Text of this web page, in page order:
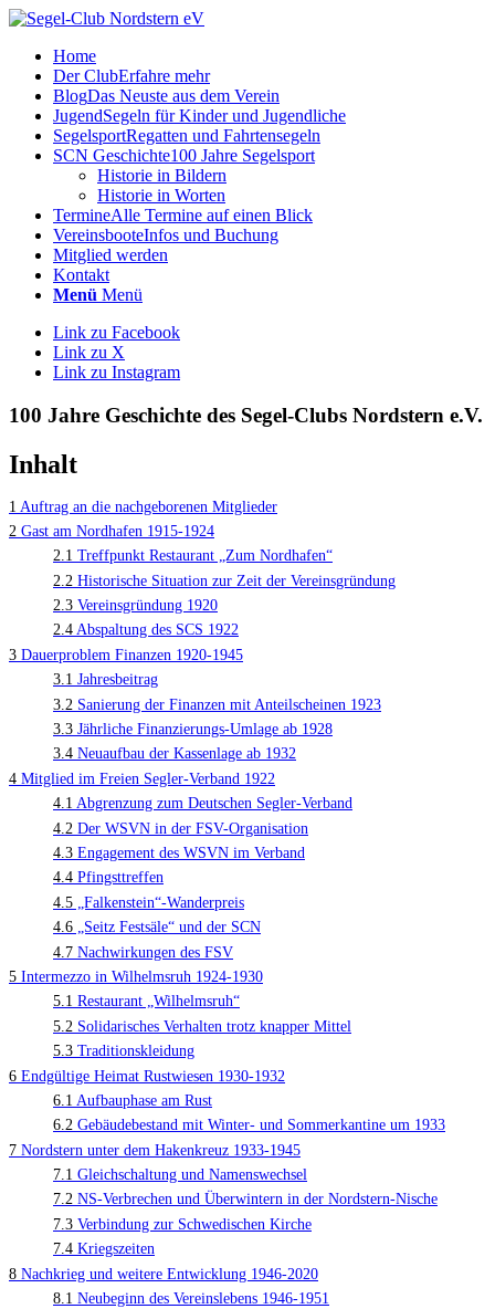
Home
Der ClubErfahre mehr
BlogDas Neuste aus dem Verein
JugendSegeln für Kinder und Jugendliche
SegelsportRegatten und Fahrtensegeln
SCN Geschichte100 Jahre Segelsport
Historie in Bildern
Historie in Worten
TermineAlle Termine auf einen Blick
VereinsbooteInfos und Buchung
Mitglied werden
Kontakt
Menü Menü
Link zu Facebook
Link zu X
Link zu Instagram
100 Jahre Geschichte des Segel-Clubs Nordstern e.V.
Inhalt
1 Auftrag an die nachgeborenen Mitglieder
2 Gast am Nordhafen 1915-1924
2.1 Treffpunkt Restaurant „Zum Nordhafen“
2.2 Historische Situation zur Zeit der Vereinsgründung
2.3 Vereinsgründung 1920
2.4Abspaltung des SCS 1922
3 Dauerproblem Finanzen 1920-1945
3.1 Jahresbeitrag
3.2 Sanierung der Finanzen mit Anteilscheinen 1923
3.3 Jährliche Finanzierungs-Umlage ab 1928
3.4 Neuaufbau der Kassenlage ab 1932
4 Mitglied im Freien Segler-Verband 1922
4.1 Abgrenzung zum Deutschen Segler-Verband
4.2 Der WSVN in der FSV-Organisation
4.3 Engagement des WSVN im Verband
4.4 Pfingsttreffen
4.5 „Falkenstein“-Wanderpreis
4.6 „Seitz Festsäle“ und der SCN
4.7 Nachwirkungen des FSV
5 Intermezzo in Wilhelmsruh 1924-1930
5.1 Restaurant „Wilhelmsruh“
5.2 Solidarisches Verhalten trotz knapper Mittel
5.3 Traditionskleidung
6 Endgültige Heimat Rustwiesen 1930-1932
6.1 Aufbauphase am Rust
6.2 Gebäudebestand mit Winter- und Sommerkantine um 1933
7 Nordstern unter dem Hakenkreuz 1933-1945
7.1 Gleichschaltung und Namenswechsel
7.2 NS-Verbrechen und Überwintern in der Nordstern-Nische
7.3 Verbindung zur Schwedischen Kirche
7.4 Kriegszeiten
8 Nachkrieg und weitere Entwicklung 1946-2020
8.1 Neubeginn des Vereinslebens 1946-1951